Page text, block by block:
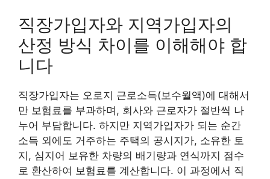
직장가입자와 지역가입자의
산정 방식 차이를 이해해야 합
니다
직장가입자는 오로지 근로소득(보수월액)에 대해서
만 보험료를 부과하며, 회사와 근로자가 절반씩 나
누어 부담합니다. 하지만 지역가입자가 되는 순간
소득 외에도 거주하는 주택의 공시지가, 소유한 토
지, 심지어 보유한 차량의 배기량과 연식까지 점수
로 환산하여 보험료를 계산합니다. 이 과정에서 직